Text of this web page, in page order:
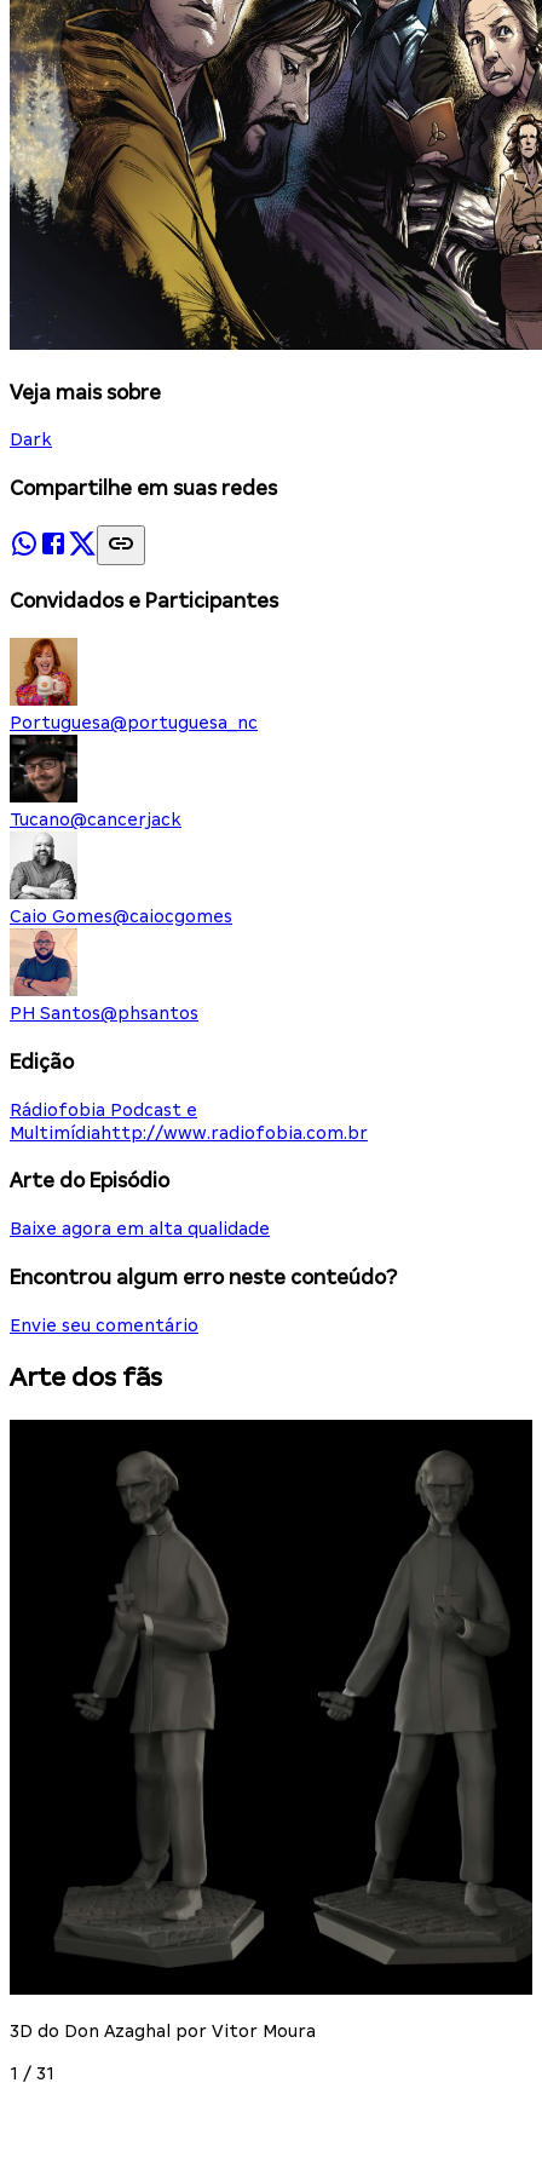
Veja mais sobre
Dark
Compartilhe em suas redes
Convidados e Participantes
Portuguesa@portuguesa_nc
Tucano@cancerjack
Caio Gomes@caiocgomes
PH Santos@phsantos
Edição
Rádiofobia Podcast e
Multimídia http://www.radiofobia.com.br
Arte do Episódio
Baixe agora em alta qualidade
Encontrou algum erro neste conteúdo?
Envie seu comentário
Arte dos fãs
3D do Don Azaghal por Vitor Moura
1 / 31